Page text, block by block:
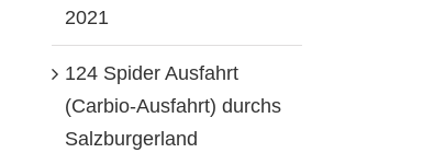
2021
124 Spider Ausfahrt
(Carbio-Ausfahrt) durchs
Salzburgerland